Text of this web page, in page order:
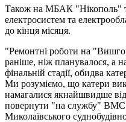
Також на МБАК "Нікополь"
електросистем та
до кінця місяця.
"Ремонтні роботи на
раніше, ніж планувалося, а
фінальній стадії, обидва
Ми розуміємо, що катери
намагалися якнайшвидше
повернути "на службу"
Миколаївського